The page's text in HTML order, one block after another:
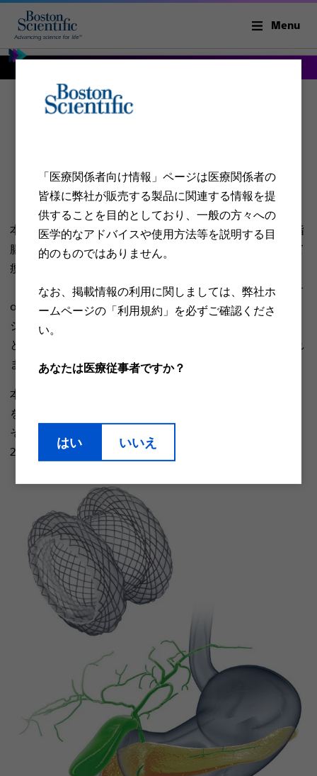
「医療関係者向け情報」ページは医療関係者の
皆様に弊社が販売する製品に関連する情報を提
供することを目的としており、一般の方々への
医学的なアドバイスや使用方法等を説明する目
的のものではありません。​
なお、掲載情報の利用に関しましては、弊社ホ
ームページの「利用規約」を必ずご確認くださ
い。​
あなたは医療従事者ですか？
はい いいえ
Menu
Hot AXIOS™とは
本システムは、超音波内視鏡下で経消化管（胃又は十二指
腸）的に消化器壁同士又は消化器壁と嚢胞壁を引き寄せて
瘻孔を形成する瘻孔形成システムであり、膵仮性嚢胞
（Pancreatic pseudocyst：PPC）、被包化壊死（Walled-
off necrosis：WON）又は胆嚢に対する内視鏡的ドレナー
ジのために使用されます。また、留置後はアクセスポート
として機能し、追加の診断及び治療介入の経路が確保され
ます。
本邦では、膵仮性嚢胞（PPC）および被包化壊死（WON）
を対象として2017年に承認、翌年2018年に保険収載され、
その後胆嚢ドレナージへの適用が2024年に承認、翌年
2025年に保険収載されました。